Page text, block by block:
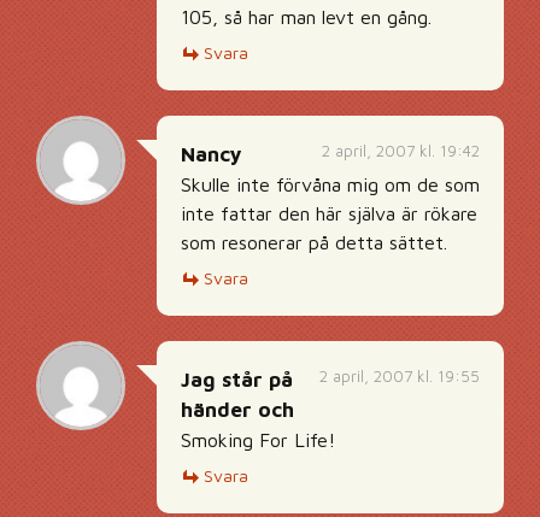
105, så har man levt en gång.
Svara
2 april, 2007 kl. 19:42
Nancy
Skulle inte förvåna mig om de som
inte fattar den här själva är rökare
som resonerar på detta sättet.
Svara
2 april, 2007 kl. 19:55
Jag står på
händer och
Smoking For Life!
Svara